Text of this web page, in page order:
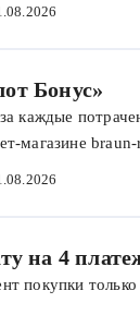
Бонус»
каждые
магазине
на 4
покупки